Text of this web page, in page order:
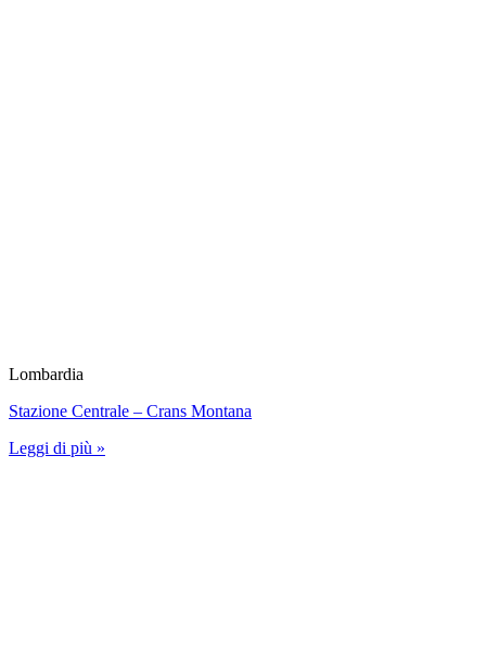
Lombardia
Stazione Centrale – Crans Montana
Leggi di più »